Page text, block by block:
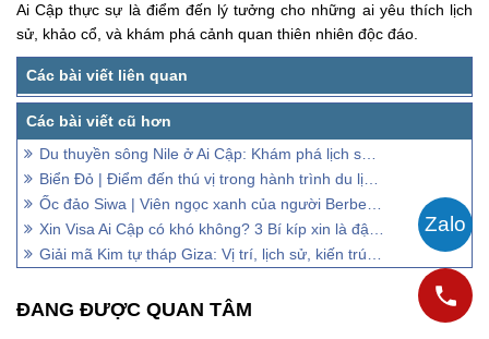
Ai Cập thực sự là điểm đến lý tưởng cho những ai yêu thích lịch
sử, khảo cổ, và khám phá cảnh quan thiên nhiên độc đáo.
Du thuyền sông Nile ở Ai Cập: Khám phá lịch sử văn minh lâu đời
Biển Đỏ | Điểm đến thú vị trong hành trình du lịch Ai Cập
Ốc đảo Siwa | Viên ngọc xanh của người Berber giữa sa mạc Ai Cập
Xin Visa Ai Cập có khó không? 3 Bí kíp xin là đậu 100%
Giải mã Kim tự tháp Giza: Vị trí, lịch sử, kiến trúc và truyền thuyết
ĐANG ĐƯỢC QUAN TÂM